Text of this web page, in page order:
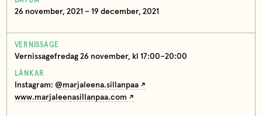
26 november, 2021 – 19 december, 2021
VERNISSAGE
Vernissagefredag 26 november, kl 17:00–20:00
LÄNKAR
Instagram: @marjaleena.sillanpaa
www.marjaleenasillanpaa.com